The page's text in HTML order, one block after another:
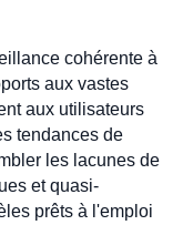
cohérente à
aux vastes
aux utilisateurs
tendances de
les lacunes de
et quasi-
prêts à l'emploi